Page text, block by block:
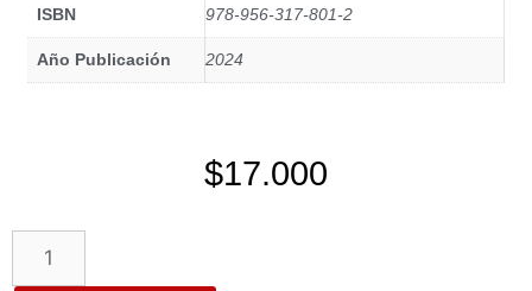
ISBN 978-956-317-801-2
Año Publicación 2024
$17.000